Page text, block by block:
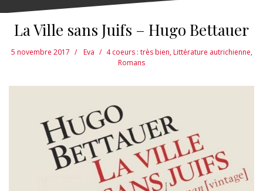
La Ville sans Juifs – Hugo Bettauer
5 novembre 2017 Eva 4 coeurs : très bien,Littérature autrichienne,
Romans